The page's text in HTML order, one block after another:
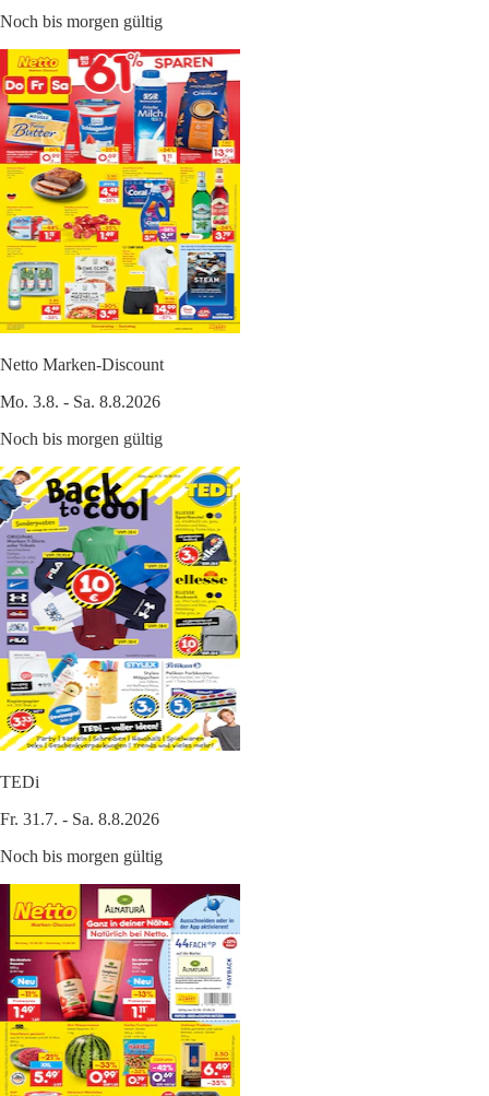
Noch bis morgen gültig
Netto Marken-Discount
Mo. 3.8. - Sa. 8.8.2026
Noch bis morgen gültig
TEDi
Fr. 31.7. - Sa. 8.8.2026
Noch bis morgen gültig